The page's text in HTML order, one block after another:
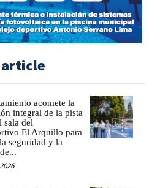
acomete la
integral de la pista
sala del
El Arquillo para
seguridad y la